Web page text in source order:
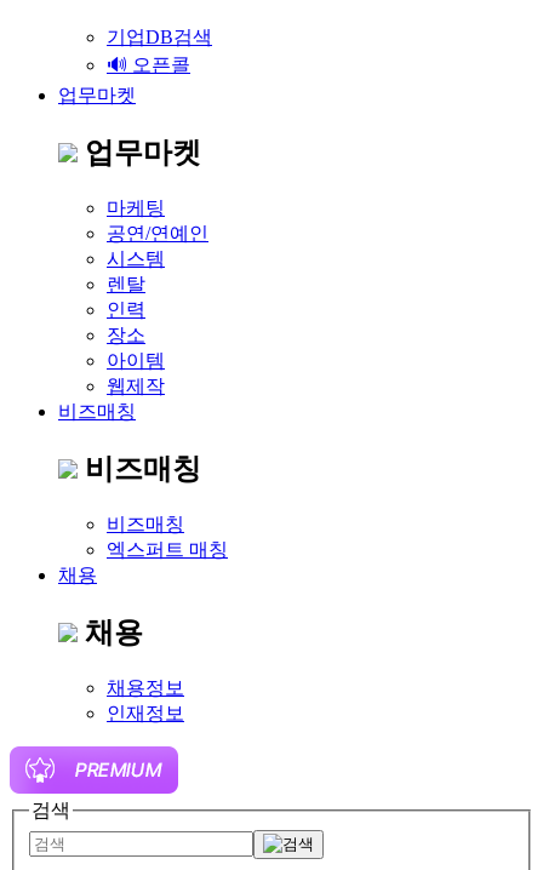
기업DB검색
🔊 오픈콜
업무마켓
업무마켓
마케팅
공연/연예인
시스템
렌탈
인력
장소
아이템
웹제작
비즈매칭
비즈매칭
비즈매칭
엑스퍼트 매칭
채용
채용
채용정보
인재정보
검색